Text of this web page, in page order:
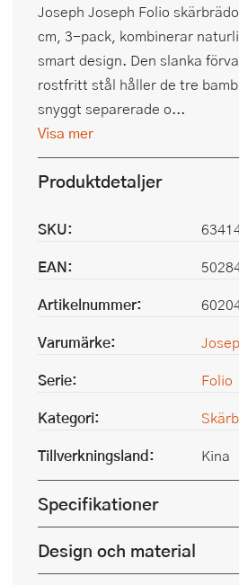
Joseph Joseph Folio
cm, 3-pack, kombinerar
smart design. Den slanka
rostfritt stål håller de tre
snyggt separerade o...
Visa mer
Produktdetaljer
SKU:
EAN:
Artikelnummer:
Varumärke:
Serie:
Folio
Kategori:
Tillverkningsland:
Kina
Specifikationer
Design och material